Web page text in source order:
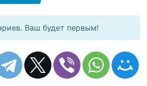
Ваш будет первым!